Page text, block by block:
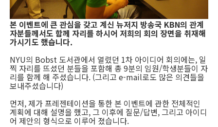
본 이벤트에 큰 관심을 갖고 계신 뉴저지 방송국 KBN의 관계
자분들께서도 함께 자리를 하시어 저희의 회의 장면을 취재해
가시기도 했습니다.
NYU의 Bobst 도서관에서 열렸던 1차 아이디어 회의에는, 일
찍 자리를 뜨셨던 분들을 포함해 총 9분의 임원/학생분들이 자
리를 함께 해 주셨습니다. (그리고 e-mail로도 많은 의견들을
보내주셨습니다)
먼저, 제가 프레젠테이션을 통한 본 이벤트에 관한 전체적인
계획에 대해 설명을 했고, 그 이후에 질문/답변, 그리고 아이디
어 제안의 형식으로 이루어 졌습니다.